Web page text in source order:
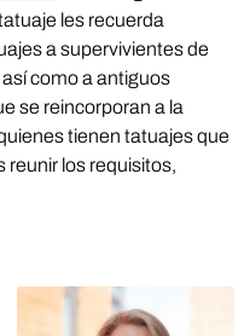
les recuerda
a supervivientes de
como a antiguos
se reincorporan a la
tienen tatuajes que
reunir los requisitos,